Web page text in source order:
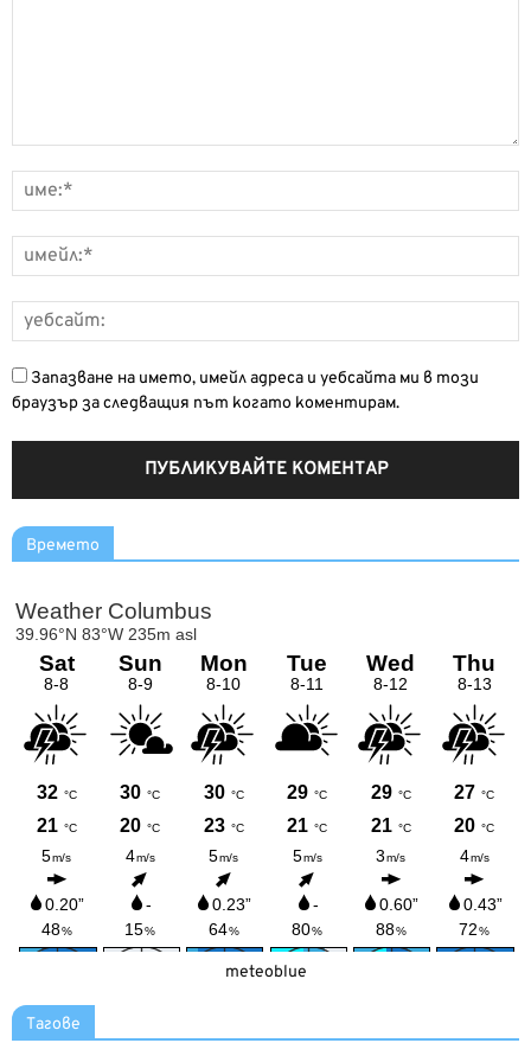
Запазване на името, имейл адреса и уебсайта ми в този
браузър за следващия път когато коментирам.
Времето
meteoblue
Тагове